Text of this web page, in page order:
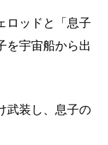
ロッドと「息子
を宇宙船から出
武装し、息子の